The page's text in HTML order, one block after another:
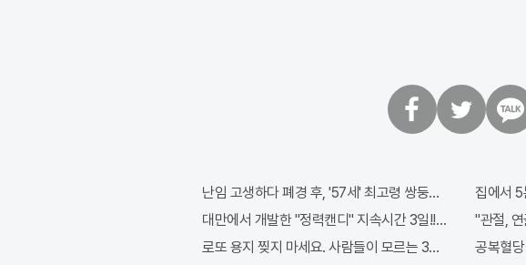
북
톡
난임 고생하다 폐경 후, '57세' 최고령 쌍둥이 출산?
대만에서 개발한 "정력캔디" 지속시간 3일!! 충격!!
로또 용지 찢지 마세요. 사람들이 모르는 3가지!!
집에서 5
"관절,
공복혈